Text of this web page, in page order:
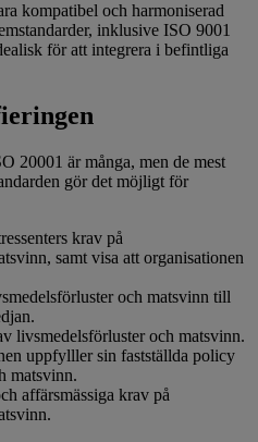
kompatibel och harmoniserad
inklusive ISO 9001
för att integrera i befintliga
20001 är många, men de mest
gör det möjligt för
krav på
samt visa att organisationen
och matsvinn till
livsmedelsförluster och matsvinn.
uppfylller sin fastställda policy
matsvinn.
affärsmässiga krav på